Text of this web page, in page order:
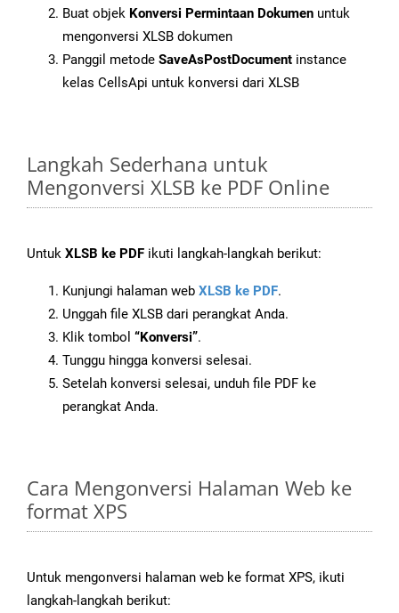
Buat objek Konversi Permintaan Dokumen untuk
mengonversi XLSB dokumen
Panggil metode SaveAsPostDocument instance
kelas CellsApi untuk konversi dari XLSB
Langkah Sederhana untuk
Mengonversi XLSB ke PDF Online
Untuk XLSB ke PDF ikuti langkah-langkah berikut:
Kunjungi halaman web XLSB ke PDF.
Unggah file XLSB dari perangkat Anda.
Klik tombol “Konversi”.
Tunggu hingga konversi selesai.
Setelah konversi selesai, unduh file PDF ke
perangkat Anda.
Cara Mengonversi Halaman Web ke
format XPS
Untuk mengonversi halaman web ke format XPS, ikuti
langkah-langkah berikut: